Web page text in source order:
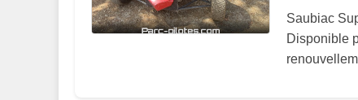
Saubiac
Disponible